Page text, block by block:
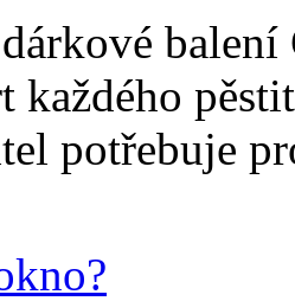
každého
potřebuje